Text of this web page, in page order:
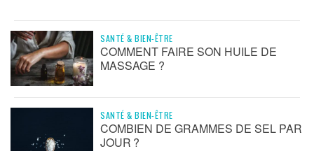
SANTÉ & BIEN-ÊTRE
COMMENT FAIRE SON HUILE DE
MASSAGE ?
SANTÉ & BIEN-ÊTRE
COMBIEN DE GRAMMES DE SEL PAR
JOUR ?